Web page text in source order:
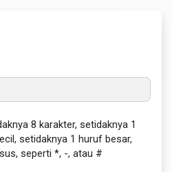
8 karakter, setidaknya 1
setidaknya 1 huruf besar,
seperti *, -, atau #